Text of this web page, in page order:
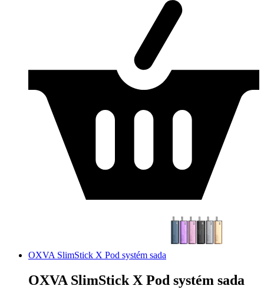
OXVA SlimStick X Pod systém sada
OXVA SlimStick X Pod systém sada